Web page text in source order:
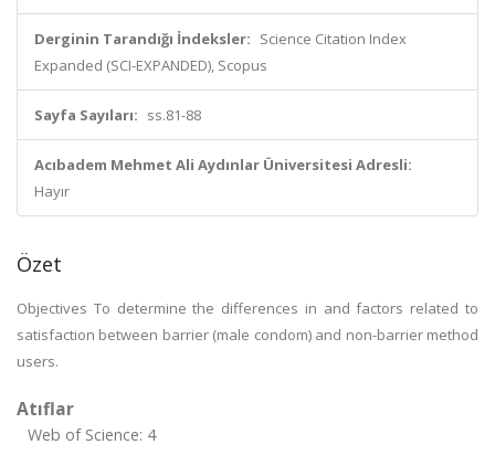
Derginin Tarandığı İndeksler: Science Citation Index
Expanded (SCI-EXPANDED), Scopus
Sayfa Sayıları: ss.81-88
Acıbadem Mehmet Ali Aydınlar Üniversitesi Adresli:
Hayır
Özet
Objectives To determine the differences in and factors related to
satisfaction between barrier (male condom) and non-barrier method
users.
Atıflar
Web of Science: 4